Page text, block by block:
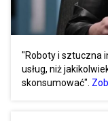
"Roboty i sztuczna
usług, niż
skonsumować".